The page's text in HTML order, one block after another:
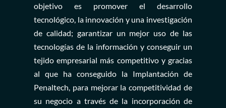
objetivo es promover el desarrollo
tecnológico, la innovación y una investigación
de calidad; garantizar un mejor uso de las
tecnologías de la información y conseguir un
tejido empresarial más competitivo y gracias
al que ha conseguido la Implantación de
Penaltech, para mejorar la competitividad de
su negocio a través de la incorporación de